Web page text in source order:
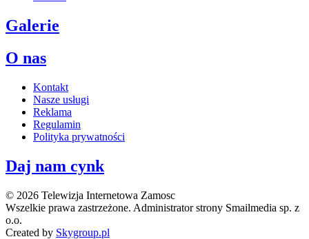
Galerie
O nas
Kontakt
Nasze usługi
Reklama
Regulamin
Polityka prywatności
Daj nam cynk
© 2026 Telewizja Internetowa Zamosc
Wszelkie prawa zastrzeżone. Administrator strony Smailmedia sp. z
o.o.
Created by Skygroup.pl